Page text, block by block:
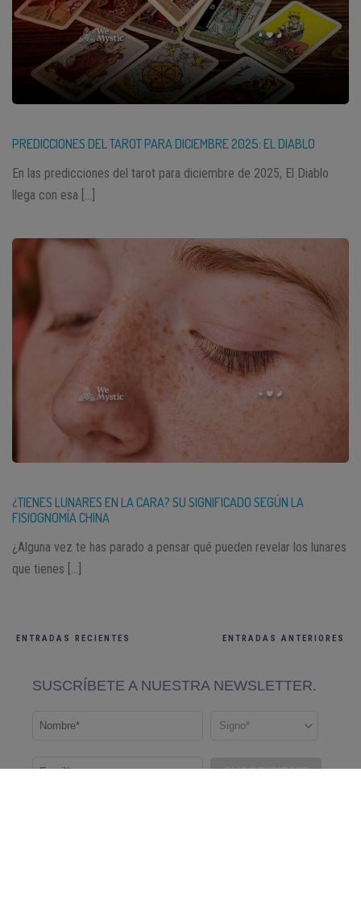
PREDICCIONES DEL TAROT PARA DICIEMBRE 2025: EL DIABLO
En las predicciones del tarot para diciembre de 2025, El Diablo
llega con esa […]
¿TIENES LUNARES EN LA CARA? SU SIGNIFICADO SEGÚN LA
FISIOGNOMÍA CHINA
¿Alguna vez te has parado a pensar qué pueden revelar los lunares
que tienes […]
ENTRADAS RECIENTES ENTRADAS ANTERIORES